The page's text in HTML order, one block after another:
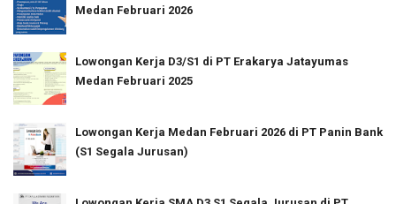
Medan Februari 2026
Lowongan Kerja D3/S1 di PT Erakarya Jatayumas
Medan Februari 2025
Lowongan Kerja Medan Februari 2026 di PT Panin Bank
(S1 Segala Jurusan)